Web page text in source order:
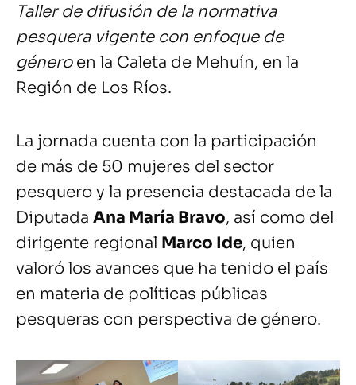
Taller de difusión de la normativa
pesquera vigente con enfoque de
géneroen la Caleta de Mehuín, en la
Región de Los Ríos.
La jornada cuenta con la participación
de más de 50 mujeres del sector
pesquero y la presencia destacada de la
Diputada Ana María Bravo, así como del
dirigente regional Marco Ide, quien
valoró los avances que ha tenido el país
en materia de políticas públicas
pesqueras con perspectiva de género.